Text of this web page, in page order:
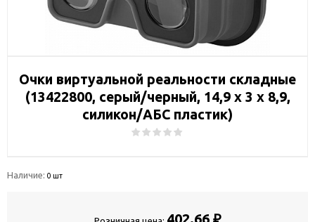
Очки виртуальной реальности складные
(13422800, серый/черный, 14,9 х 3 х 8,9,
силикон/АБС пластик)
Наличие: 0 шт
402.66 ₽